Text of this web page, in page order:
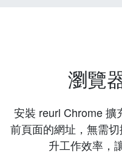
瀏覽
安裝 reurl Chrome 擴
前頁面的網址，無需
升工作效率，